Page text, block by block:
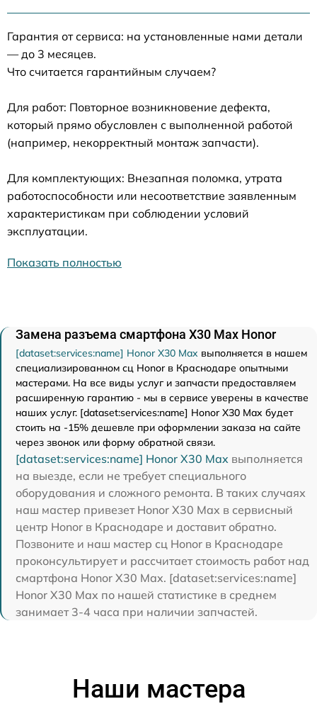
Гарантия от сервиса: на установленные нами детали
— до 3 месяцев.
Что считается гарантийным случаем?
Для работ: Повторное возникновение дефекта,
который прямо обусловлен с выполненной работой
(например, некорректный монтаж запчасти).
Для комплектующих: Внезапная поломка, утрата
работоспособности или несоответствие заявленным
характеристикам при соблюдении условий
эксплуатации.
Показать полностью
Замена разъема смартфона X30 Max Honor
[dataset:services:name] Honor X30 Max выполняется в нашем
специализированном сц Honor в Краснодаре опытными
мастерами. На все виды услуг и запчасти предоставляем
расширенную гарантию - мы в сервисе уверены в качестве
наших услуг. [dataset:services:name] Honor X30 Max будет
стоить на -15% дешевле при оформлении заказа на сайте
через звонок или форму обратной связи.
[dataset:services:name] Honor X30 Max выполняется
на выезде, если не требует специального
оборудования и сложного ремонта. В таких случаях
наш мастер привезет Honor X30 Max в сервисный
центр Honor в Краснодаре и доставит обратно.
Позвоните и наш мастер сц Honor в Краснодаре
проконсультирует и рассчитает стоимость работ над
смартфона Honor X30 Max. [dataset:services:name]
Honor X30 Max по нашей статистике в среднем
занимает 3-4 часа при наличии запчастей.
Наши мастера